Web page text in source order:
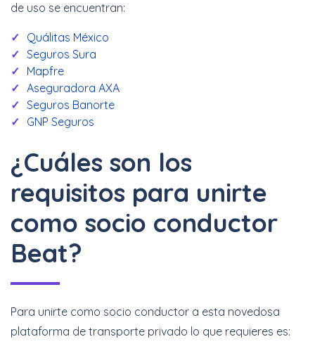
de uso se encuentran:
Quálitas México
Seguros Sura
Mapfre
Aseguradora AXA
Seguros Banorte
GNP Seguros
¿Cuáles son los
requisitos para unirte
como socio conductor
Beat?
Para unirte como socio conductor a esta novedosa
plataforma de transporte privado lo que requieres es: